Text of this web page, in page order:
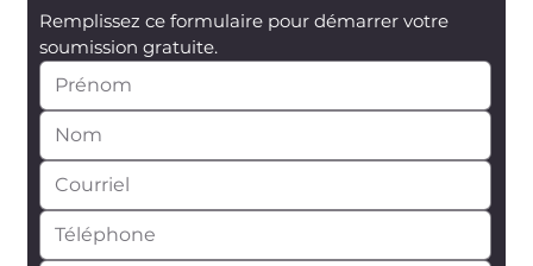
Remplissez ce formulaire pour démarrer votre
soumission gratuite.